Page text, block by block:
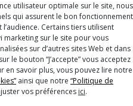
utilisateur optimale sur le site, nous
qui assurent le bon fonctionnement
Certains tiers utilisent
marketing sur le site pour vous
sur d’autres sites Web et dans
le bouton “J’accepte” vous acceptez
en savoir plus, vous pouvez lire notre
ainsi que notre “Politique de
vos préférences ici.